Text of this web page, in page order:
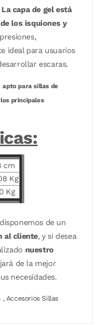
La capa de gel está
los isquiones y
ideal para usuarios
escaras.
apto para sillas de
principales
cm
Kg
Kg
de un
al cliente, y si desea
nuestro
de la mejor
necesidades.
, Accesorios Sillas